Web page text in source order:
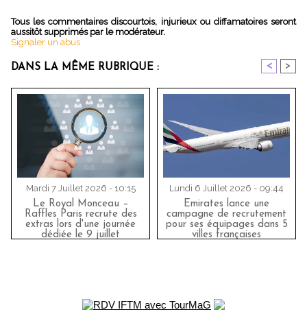
Tous les commentaires discourtois, injurieux ou diffamatoires seront
aussitôt supprimés par le modérateur.
Signaler un abus
DANS LA MÊME RUBRIQUE : < >
Mardi 7 Juillet 2026 - 10:15
Le Royal Monceau –
Raffles Paris recrute des
extras lors d'une journée
dédiée le 9 juillet
Lundi 6 Juillet 2026 - 09:44
Emirates lance une
campagne de recrutement
pour ses équipages dans 5
villes françaises